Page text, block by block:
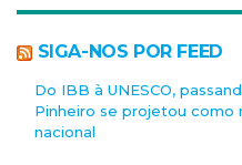
SIGA-NOS POR FEED
Do IBB à UNESCO,
Pinheiro se projetou como
nacional